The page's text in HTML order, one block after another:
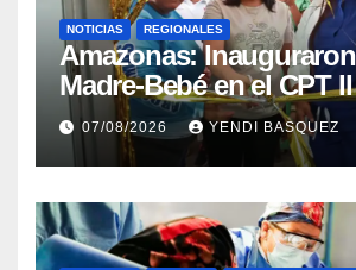
NOTICIAS REGIONALES
​Amazonas:
Madre-Bebé en el CPT
del Aeropuerto
Rincón
07/08/2026 YENDI BASQUEZ